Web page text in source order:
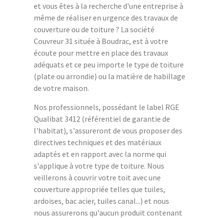
et vous êtes à la recherche d'une entreprise à
même de réaliser en urgence des travaux de
couverture ou de toiture ? La société
Couvreur 31 située à Boudrac, est à votre
écoute pour mettre en place des travaux
adéquats et ce peu importe le type de toiture
(plate ou arrondie) ou la matière de habillage
de votre maison.
Nos professionnels, possédant le label RGE
Qualibat 3412 (référentiel de garantie de
l'habitat), s'assureront de vous proposer des
directives techniques et des matériaux
adaptés et en rapport avec la norme qui
s'applique à votre type de toiture. Nous
veillerons à couvrir votre toit avec une
couverture appropriée telles que tuiles,
ardoises, bac acier, tuiles canal...) et nous
nous assurerons qu'aucun produit contenant